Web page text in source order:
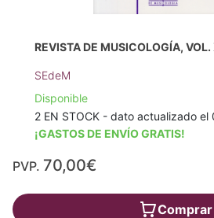
REVISTA DE MUSICOLOGÍA,
SEdeM
Disponible
2 EN STOCK - dato actualizado el
¡GASTOS DE ENVÍO GRATIS!
PVP. 70,00€
Comprar